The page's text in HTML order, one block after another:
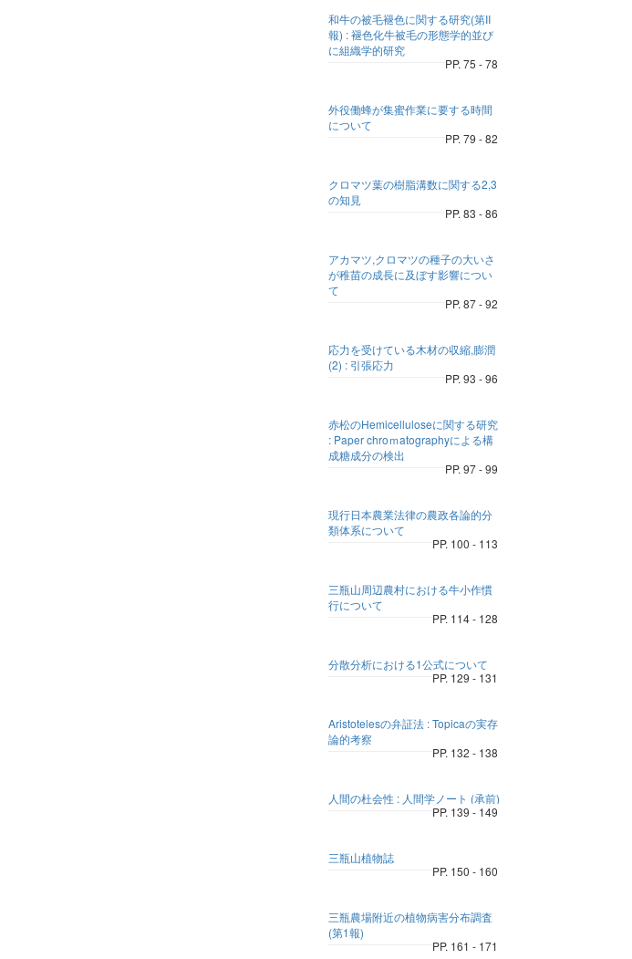
和牛の被毛褪色に関する研究(第II
報) : 褪色化牛被毛の形態学的並び
に組織学的研究
PP. 75 - 78
外役働蜂が集蜜作業に要する時間
について
PP. 79 - 82
クロマツ葉の樹脂溝数に関する2,3
の知見
PP. 83 - 86
アカマツ,クロマツの種子の大いさ
が稚苗の成長に及ぼす影響につい
て
PP. 87 - 92
応力を受けている木材の収縮,膨潤
(2) : 引張応力
PP. 93 - 96
赤松のHemicelluloseに関する研究
: Paper chroｍatographyによる構
成糖成分の検出
PP. 97 - 99
現行日本農業法律の農政各論的分
類体系について
PP. 100 - 113
三瓶山周辺農村における牛小作慣
行について
PP. 114 - 128
分散分析における1公式について
PP. 129 - 131
Aristotelesの弁証法 : Topicaの実存
論的考察
PP. 132 - 138
人間の杜会性 : 人間学ノート (承前)
PP. 139 - 149
三瓶山植物誌
PP. 150 - 160
三瓶農場附近の植物病害分布調査
(第1報)
PP. 161 - 171